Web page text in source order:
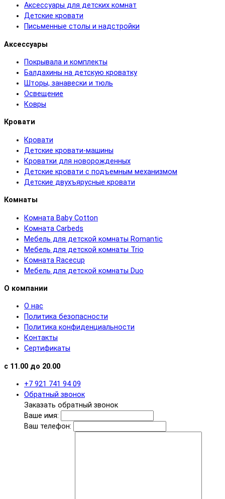
Аксессуары для детских комнат
Детские кровати
Письменные столы и надстройки
Аксессуары
Покрывала и комплекты
Балдахины на детскую кроватку
Шторы, занавески и тюль
Освещение
Ковры
Кровати
Кровати
Детские кровати-машины
Кроватки для новорожденных
Детские кровати с подъемным механизмом
Детские двухъярусные кровати
Комнаты
Комната Baby Cotton
Комната Carbeds
Мебель для детской комнаты Romantic
Мебель для детской комнаты Trio
Комната Racecup
Мебель для детской комнаты Duo
О компании
О нас
Политика безопасности
Политика конфиденциальности
Контакты
Сертификаты
с 11.00 до 20.00
+7 921 741 94 09
Обратный звонок
Заказать обратный звонок
Ваше имя:
Ваш телефон: